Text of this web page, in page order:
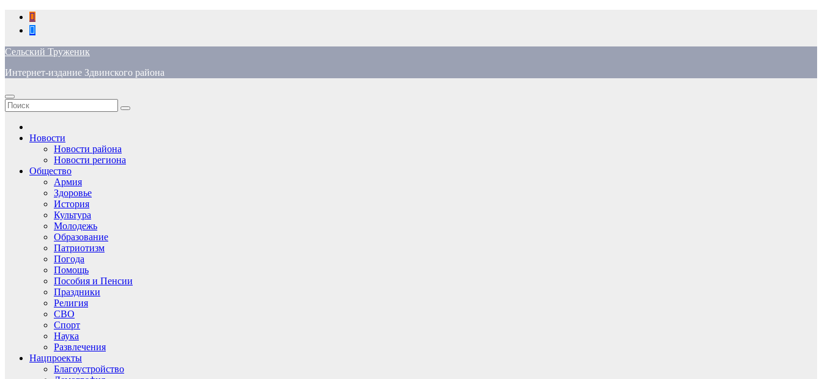
Перейти
содержимому
Сельский Труженик
Интернет-издание Здвинского района
Новости
Новости района
Новости региона
Общество
Армия
Здоровье
История
Культура
Молодежь
Образование
Патриотизм
Погода
Помощь
Пособия и Пенсии
Праздники
Религия
СВО
Спорт
Наука
Развлечения
Нацпроекты
Благоустройство